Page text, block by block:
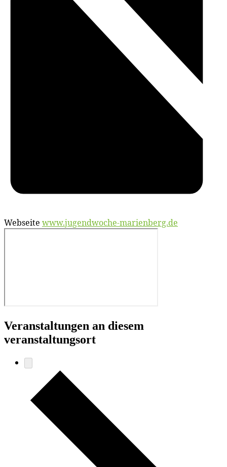
Webseite www.jugendwoche-marienberg.de
Veranstaltungen an diesem
veranstaltungsort